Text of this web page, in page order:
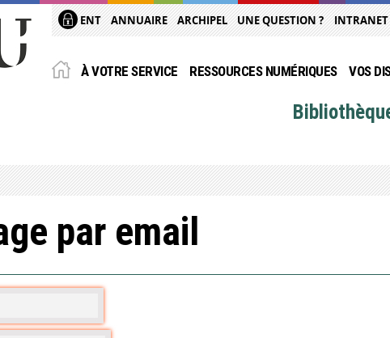
ENT ANNUAIRE ARCHIPEL UNE QUESTION ? INTRANET
À VOTRE SERVICE RESSOURCES NUMÉRIQUES VOS
par email